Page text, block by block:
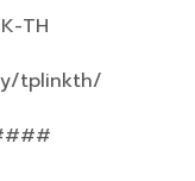
TH
tplinkth/